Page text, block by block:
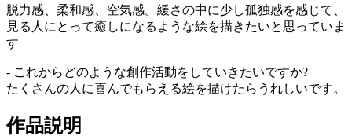
脱力感、柔和感、空気感。緩さの中に少し孤独感を感じて、
見る人にとって癒しになるような絵を描きたいと思っていま
す
- これからどのような創作活動をしていきたいですか?
たくさんの人に喜んでもらえる絵を描けたらうれしいです。
作品説明